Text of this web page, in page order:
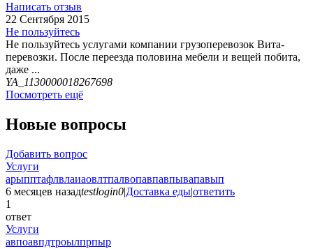
Написать отзыв
22 Сентября 2015
Не пользуйтесь
Не пользуйтесь услугами компании грузоперевозок Вита-
перевозки. После переезда половина мебели и вещей побита,
даже ...
YA_1130000018267698
Посмотреть ещё
Новые вопросы
Добавить вопрос
Услуги
арыпптафлвлаиаовлтпалвопавпавпывапавып
6 месяцев назадtestlogin0|Доставка еды|ответить
1
ответ
Услуги
авпоавпдтроылпрпыр